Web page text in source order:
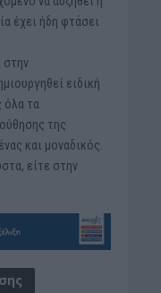
έχει ήδη φτάσει
στην
ειδική
όλα τα
της
και μοναδικός.
είτε στην